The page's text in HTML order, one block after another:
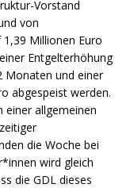
Vorstand
von
Millionen Euro
Entgelterhöhung
Monaten und einer
abgespeist werden.
einer allgemeinen
die Woche bei
wird gleich
die GDL dieses